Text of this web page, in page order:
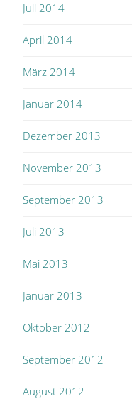
Juli 2014
April 2014
März 2014
Januar 2014
Dezember 2013
November 2013
September 2013
Juli 2013
Mai 2013
Januar 2013
Oktober 2012
September 2012
August 2012